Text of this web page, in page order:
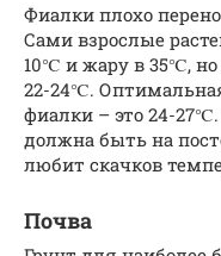
Фиалки плохо
Сами взрослые
10℃ и жару в 35℃,
22-24℃.
фиалки – это 24-
должна быть на
любит скачков
Почва